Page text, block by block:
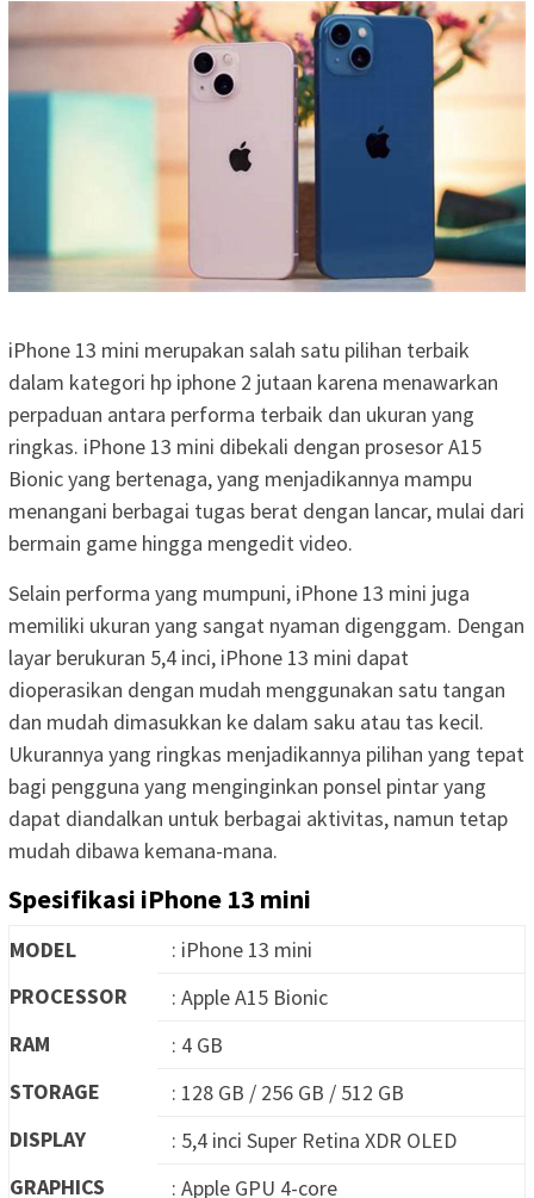
iPhone 13 mini merupakan salah satu pilihan terbaik
dalam kategori hp iphone 2 jutaan karena menawarkan
perpaduan antara performa terbaik dan ukuran yang
ringkas. iPhone 13 mini dibekali dengan prosesor A15
Bionic yang bertenaga, yang menjadikannya mampu
menangani berbagai tugas berat dengan lancar, mulai dari
bermain game hingga mengedit video.
Selain performa yang mumpuni, iPhone 13 mini juga
memiliki ukuran yang sangat nyaman digenggam. Dengan
layar berukuran 5,4 inci, iPhone 13 mini dapat
dioperasikan dengan mudah menggunakan satu tangan
dan mudah dimasukkan ke dalam saku atau tas kecil.
Ukurannya yang ringkas menjadikannya pilihan yang tepat
bagi pengguna yang menginginkan ponsel pintar yang
dapat diandalkan untuk berbagai aktivitas, namun tetap
mudah dibawa kemana-mana.
Spesifikasi iPhone 13 mini
MODEL
: iPhone 13 mini
PROCESSOR
: Apple A15 Bionic
RAM
: 4 GB
STORAGE
: 128 GB / 256 GB / 512 GB
DISPLAY
: 5,4 inci Super Retina XDR OLED
GRAPHICS
: Apple GPU 4-core